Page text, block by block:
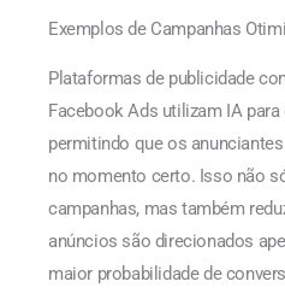
Exemplos de Campanhas
Plataformas de publicidade
Facebook Ads utilizam IA
permitindo que os
no momento certo. Isso não
campanhas, mas também
anúncios são direcionados
maior probabilidade de